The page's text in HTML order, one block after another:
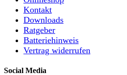
Kontakt
Downloads
Ratgeber
Batteriehinweis
Vertrag widerrufen
Social Media